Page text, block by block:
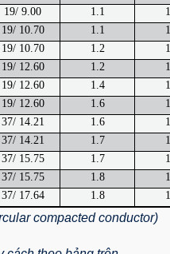
19/ 9.00 1.1
19/ 10.70 1.1
19/ 10.70 1.2
19/ 12.60 1.2
19/ 12.60 1.4
19/ 12.60 1.6
37/ 14.21 1.6
37/ 14.21 1.7
37/ 15.75 1.7
37/ 15.75 1.8
37/ 17.64 1.8
compacted conductor)